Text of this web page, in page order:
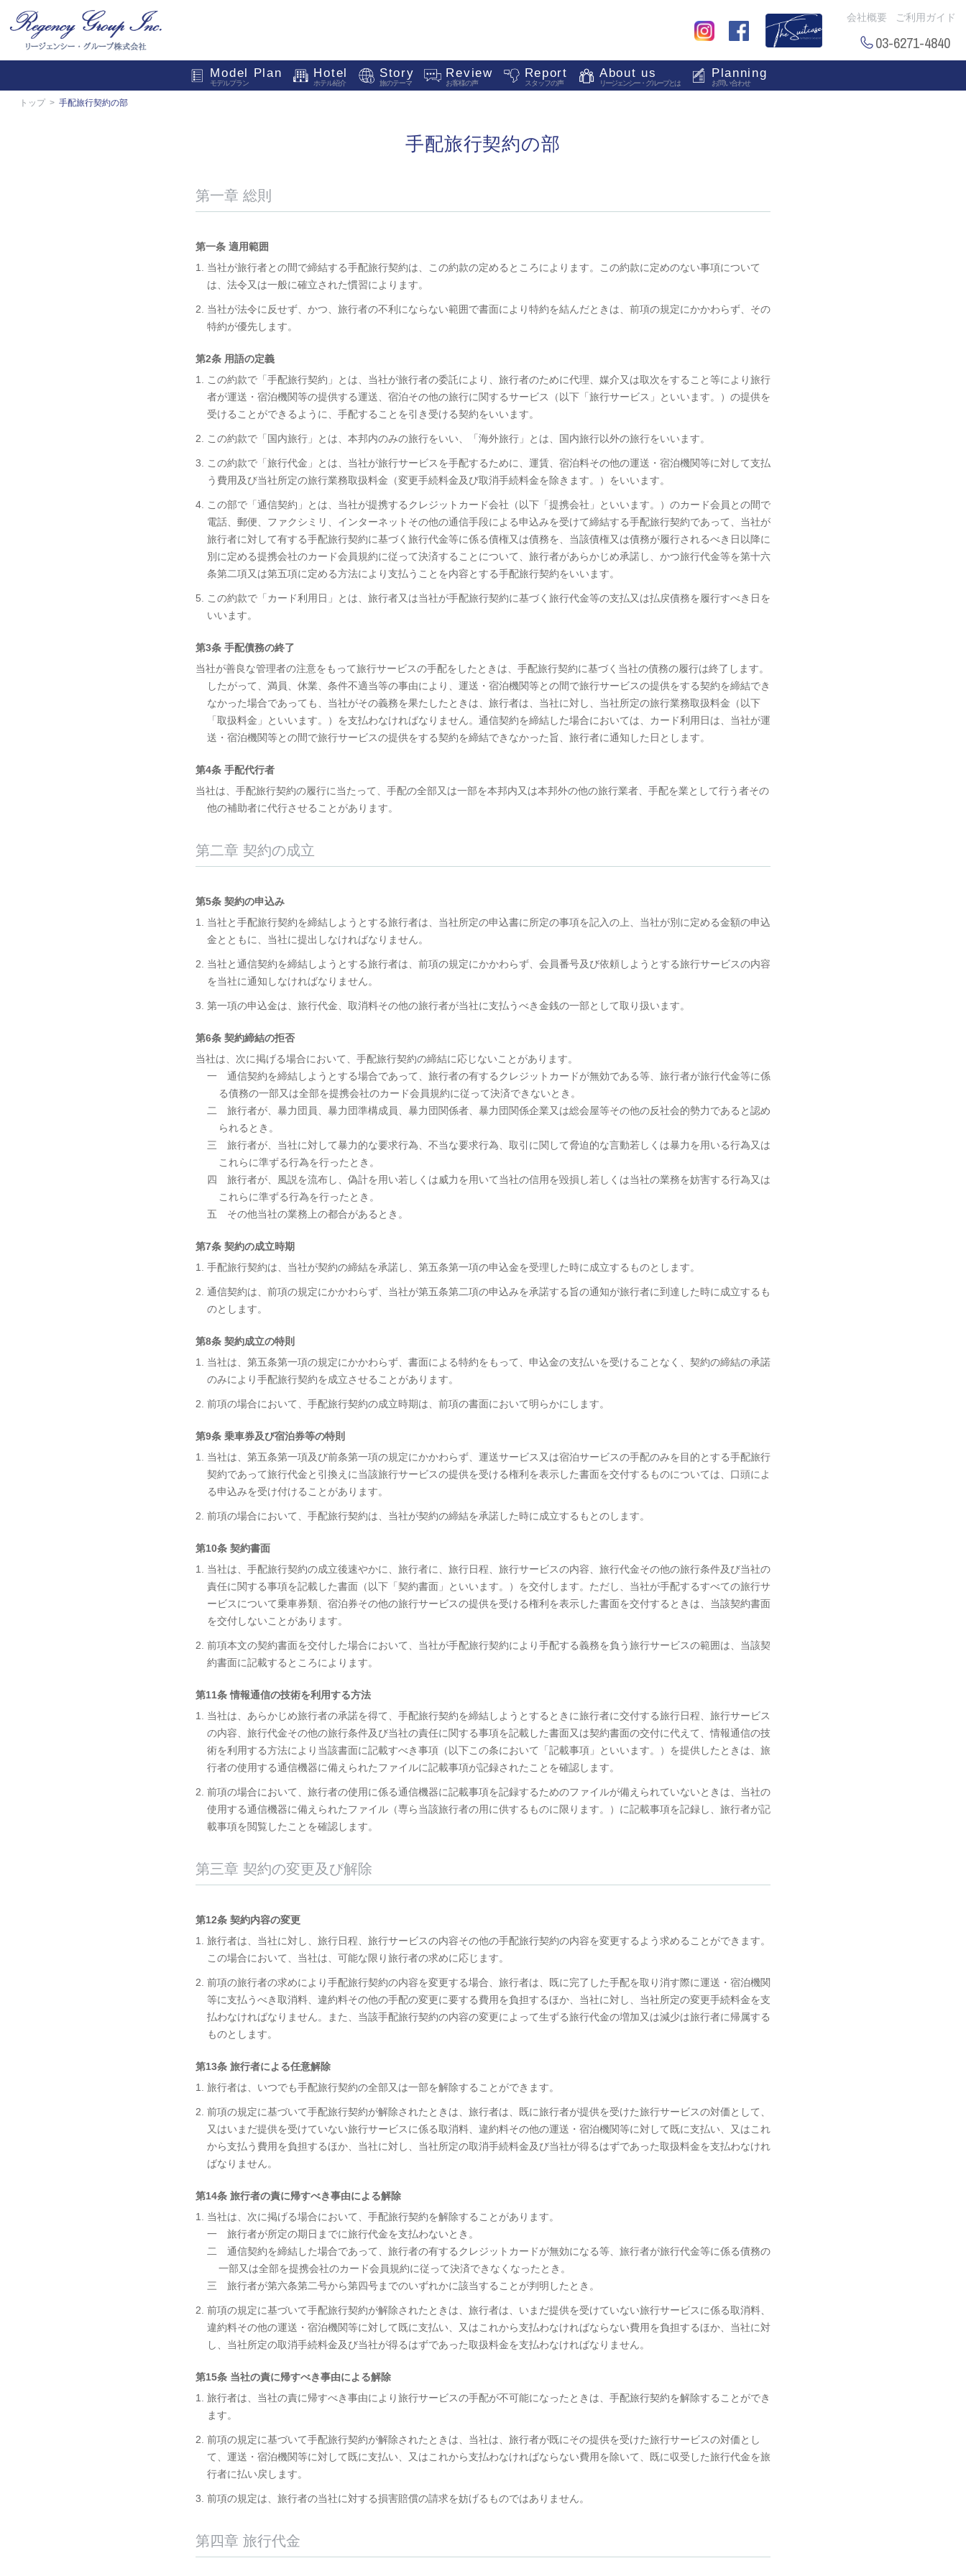
会社概要 ご利用ガイド
03-6271-4840
Model Plan
モデルプラン
Hotel
ホテル紹介
Story
旅のテーマ
Review
お客様の声
Report
スタッフの声
About us
リージェンシー・グループとは
Planning
お問い合わせ
トップ 手配旅行契約の部
手配旅行契約の部
第一章 総則
第一条 適用範囲
1. 当社が旅行者との間で締結する手配旅行契約は、この約款の定めるところによります。この約款に定めのない事項について
は、法令又は一般に確立された慣習によります。
2. 当社が法令に反せず、かつ、旅行者の不利にならない範囲で書面により特約を結んだときは、前項の規定にかかわらず、その
特約が優先します。
第2条 用語の定義
1. この約款で「手配旅行契約」とは、当社が旅行者の委託により、旅行者のために代理、媒介又は取次をすること等により旅行
者が運送・宿泊機関等の提供する運送、宿泊その他の旅行に関するサービス（以下「旅行サービス」といいます。）の提供を
受けることができるように、手配することを引き受ける契約をいいます。
2. この約款で「国内旅行」とは、本邦内のみの旅行をいい、「海外旅行」とは、国内旅行以外の旅行をいいます。
3. この約款で「旅行代金」とは、当社が旅行サービスを手配するために、運賃、宿泊料その他の運送・宿泊機関等に対して支払
う費用及び当社所定の旅行業務取扱料金（変更手続料金及び取消手続料金を除きます。）をいいます。
4. この部で「通信契約」とは、当社が提携するクレジットカード会社（以下「提携会社」といいます。）のカード会員との間で
電話、郵便、ファクシミリ、インターネットその他の通信手段による申込みを受けて締結する手配旅行契約であって、当社が
旅行者に対して有する手配旅行契約に基づく旅行代金等に係る債権又は債務を、当該債権又は債務が履行されるべき日以降に
別に定める提携会社のカード会員規約に従って決済することについて、旅行者があらかじめ承諾し、かつ旅行代金等を第十六
条第二項又は第五項に定める方法により支払うことを内容とする手配旅行契約をいいます。
5. この約款で「カード利用日」とは、旅行者又は当社が手配旅行契約に基づく旅行代金等の支払又は払戻債務を履行すべき日を
いいます。
第3条 手配債務の終了
当社が善良な管理者の注意をもって旅行サービスの手配をしたときは、手配旅行契約に基づく当社の債務の履行は終了します。
したがって、満員、休業、条件不適当等の事由により、運送・宿泊機関等との間で旅行サービスの提供をする契約を締結でき
なかった場合であっても、当社がその義務を果たしたときは、旅行者は、当社に対し、当社所定の旅行業務取扱料金（以下
「取扱料金」といいます。）を支払わなければなりません。通信契約を締結した場合においては、カード利用日は、当社が運
送・宿泊機関等との間で旅行サービスの提供をする契約を締結できなかった旨、旅行者に通知した日とします。
第4条 手配代行者
当社は、手配旅行契約の履行に当たって、手配の全部又は一部を本邦内又は本邦外の他の旅行業者、手配を業として行う者その
他の補助者に代行させることがあります。
第二章 契約の成立
第5条 契約の申込み
1. 当社と手配旅行契約を締結しようとする旅行者は、当社所定の申込書に所定の事項を記入の上、当社が別に定める金額の申込
金とともに、当社に提出しなければなりません。
2. 当社と通信契約を締結しようとする旅行者は、前項の規定にかかわらず、会員番号及び依頼しようとする旅行サービスの内容
を当社に通知しなければなりません。
3. 第一項の申込金は、旅行代金、取消料その他の旅行者が当社に支払うべき金銭の一部として取り扱います。
第6条 契約締結の拒否
当社は、次に掲げる場合において、手配旅行契約の締結に応じないことがあります。
一 通信契約を締結しようとする場合であって、旅行者の有するクレジットカードが無効である等、旅行者が旅行代金等に係
る債務の一部又は全部を提携会社のカード会員規約に従って決済できないとき。
二 旅行者が、暴力団員、暴力団準構成員、暴力団関係者、暴力団関係企業又は総会屋等その他の反社会的勢力であると認め
られるとき。
三 旅行者が、当社に対して暴力的な要求行為、不当な要求行為、取引に関して脅迫的な言動若しくは暴力を用いる行為又は
これらに準ずる行為を行ったとき。
四 旅行者が、風説を流布し、偽計を用い若しくは威力を用いて当社の信用を毀損し若しくは当社の業務を妨害する行為又は
これらに準ずる行為を行ったとき。
五 その他当社の業務上の都合があるとき。
第7条 契約の成立時期
1. 手配旅行契約は、当社が契約の締結を承諾し、第五条第一項の申込金を受理した時に成立するものとします。
2. 通信契約は、前項の規定にかかわらず、当社が第五条第二項の申込みを承諾する旨の通知が旅行者に到達した時に成立するも
のとします。
第8条 契約成立の特則
1. 当社は、第五条第一項の規定にかかわらず、書面による特約をもって、申込金の支払いを受けることなく、契約の締結の承諾
のみにより手配旅行契約を成立させることがあります。
2. 前項の場合において、手配旅行契約の成立時期は、前項の書面において明らかにします。
第9条 乗車券及び宿泊券等の特則
1. 当社は、第五条第一項及び前条第一項の規定にかかわらず、運送サービス又は宿泊サービスの手配のみを目的とする手配旅行
契約であって旅行代金と引換えに当該旅行サービスの提供を受ける権利を表示した書面を交付するものについては、口頭によ
る申込みを受け付けることがあります。
2. 前項の場合において、手配旅行契約は、当社が契約の締結を承諾した時に成立するもとのします。
第10条 契約書面
1. 当社は、手配旅行契約の成立後速やかに、旅行者に、旅行日程、旅行サービスの内容、旅行代金その他の旅行条件及び当社の
責任に関する事項を記載した書面（以下「契約書面」といいます。）を交付します。ただし、当社が手配するすべての旅行サ
ービスについて乗車券類、宿泊券その他の旅行サービスの提供を受ける権利を表示した書面を交付するときは、当該契約書面
を交付しないことがあります。
2. 前項本文の契約書面を交付した場合において、当社が手配旅行契約により手配する義務を負う旅行サービスの範囲は、当該契
約書面に記載するところによります。
第11条 情報通信の技術を利用する方法
1. 当社は、あらかじめ旅行者の承諾を得て、手配旅行契約を締結しようとするときに旅行者に交付する旅行日程、旅行サービス
の内容、旅行代金その他の旅行条件及び当社の責任に関する事項を記載した書面又は契約書面の交付に代えて、情報通信の技
術を利用する方法により当該書面に記載すべき事項（以下この条において「記載事項」といいます。）を提供したときは、旅
行者の使用する通信機器に備えられたファイルに記載事項が記録されたことを確認します。
2. 前項の場合において、旅行者の使用に係る通信機器に記載事項を記録するためのファイルが備えられていないときは、当社の
使用する通信機器に備えられたファイル（専ら当該旅行者の用に供するものに限ります。）に記載事項を記録し、旅行者が記
載事項を閲覧したことを確認します。
第三章 契約の変更及び解除
第12条 契約内容の変更
1. 旅行者は、当社に対し、旅行日程、旅行サービスの内容その他の手配旅行契約の内容を変更するよう求めることができます。
この場合において、当社は、可能な限り旅行者の求めに応じます。
2. 前項の旅行者の求めにより手配旅行契約の内容を変更する場合、旅行者は、既に完了した手配を取り消す際に運送・宿泊機関
等に支払うべき取消料、違約料その他の手配の変更に要する費用を負担するほか、当社に対し、当社所定の変更手続料金を支
払わなければなりません。また、当該手配旅行契約の内容の変更によって生ずる旅行代金の増加又は減少は旅行者に帰属する
ものとします。
第13条 旅行者による任意解除
1. 旅行者は、いつでも手配旅行契約の全部又は一部を解除することができます。
2. 前項の規定に基づいて手配旅行契約が解除されたときは、旅行者は、既に旅行者が提供を受けた旅行サービスの対価として、
又はいまだ提供を受けていない旅行サービスに係る取消料、違約料その他の運送・宿泊機関等に対して既に支払い、又はこれ
から支払う費用を負担するほか、当社に対し、当社所定の取消手続料金及び当社が得るはずであった取扱料金を支払わなけれ
ばなりません。
第14条 旅行者の責に帰すべき事由による解除
1. 当社は、次に掲げる場合において、手配旅行契約を解除することがあります。
一 旅行者が所定の期日までに旅行代金を支払わないとき。
二 通信契約を締結した場合であって、旅行者の有するクレジットカードが無効になる等、旅行者が旅行代金等に係る債務の
一部又は全部を提携会社のカード会員規約に従って決済できなくなったとき。
三 旅行者が第六条第二号から第四号までのいずれかに該当することが判明したとき。
2. 前項の規定に基づいて手配旅行契約が解除されたときは、旅行者は、いまだ提供を受けていない旅行サービスに係る取消料、
違約料その他の運送・宿泊機関等に対して既に支払い、又はこれから支払わなければならない費用を負担するほか、当社に対
し、当社所定の取消手続料金及び当社が得るはずであった取扱料金を支払わなければなりません。
第15条 当社の責に帰すべき事由による解除
1. 旅行者は、当社の責に帰すべき事由により旅行サービスの手配が不可能になったときは、手配旅行契約を解除することができ
ます。
2. 前項の規定に基づいて手配旅行契約が解除されたときは、当社は、旅行者が既にその提供を受けた旅行サービスの対価とし
て、運送・宿泊機関等に対して既に支払い、又はこれから支払わなければならない費用を除いて、既に収受した旅行代金を旅
行者に払い戻します。
3. 前項の規定は、旅行者の当社に対する損害賠償の請求を妨げるものではありません。
第四章 旅行代金